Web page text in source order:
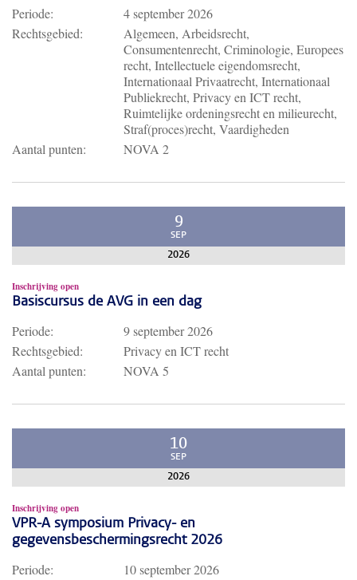
Periode:
4 september 2026
Rechtsgebied:
Algemeen, Arbeidsrecht,
Consumentenrecht, Criminologie, Europees
recht, Intellectuele eigendomsrecht,
Internationaal Privaatrecht, Internationaal
Publiekrecht, Privacy en ICT recht,
Ruimtelijke ordeningsrecht en milieurecht,
Straf(proces)recht, Vaardigheden
Aantal punten:
NOVA 2
9
SEP
2026
Inschrijving open
Basiscursus de AVG in een dag
Periode:
9 september 2026
Rechtsgebied:
Privacy en ICT recht
Aantal punten:
NOVA 5
10
SEP
2026
Inschrijving open
VPR-A symposium Privacy- en
gegevensbeschermingsrecht 2026
Periode:
10 september 2026